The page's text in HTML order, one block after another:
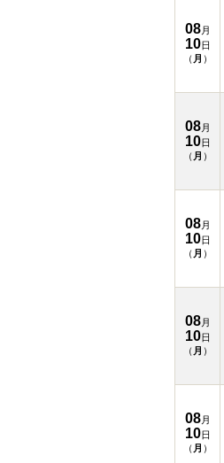
08月
10日
（ 月 ）
08月
10日
（ 月 ）
08月
10日
（ 月 ）
08月
10日
（ 月 ）
08月
10日
（ 月 ）